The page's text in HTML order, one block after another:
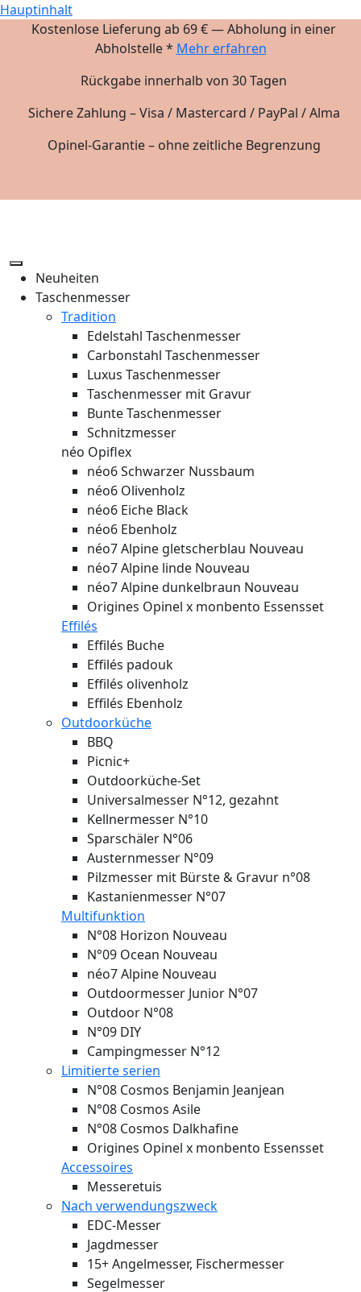
Hauptinhalt
Kostenlose Lieferung ab 69 € — Abholung in einer
Abholstelle * Mehr erfahren
Rückgabe innerhalb von 30 Tagen
Sichere Zahlung – Visa / Mastercard / PayPal / Alma
Opinel-Garantie – ohne zeitliche Begrenzung
Neuheiten
Taschenmesser
Tradition
Edelstahl Taschenmesser
Carbonstahl Taschenmesser
Luxus Taschenmesser
Taschenmesser mit Gravur
Bunte Taschenmesser
Schnitzmesser
néo Opiflex
néo6 Schwarzer Nussbaum
néo6 Olivenholz
néo6 Eiche Black
néo6 Ebenholz
néo7 Alpine gletscherblau Nouveau
néo7 Alpine linde Nouveau
néo7 Alpine dunkelbraun Nouveau
Origines Opinel x monbento Essensset
Effilés
Effilés Buche
Effilés padouk
Effilés olivenholz
Effilés Ebenholz
Outdoorküche
BBQ
Picnic+
Outdoorküche-Set
Universalmesser N°12, gezahnt
Kellnermesser N°10
Sparschäler N°06
Austernmesser N°09
Pilzmesser mit Bürste & Gravur n°08
Kastanienmesser N°07
Multifunktion
N°08 Horizon Nouveau
N°09 Ocean Nouveau
néo7 Alpine Nouveau
Outdoormesser Junior N°07
Outdoor N°08
N°09 DIY
Campingmesser N°12
Limitierte serien
N°08 Cosmos Benjamin Jeanjean
N°08 Cosmos Asile
N°08 Cosmos Dalkhafine
Origines Opinel x monbento Essensset
Accessoires
Messeretuis
Nach verwendungszweck
EDC-Messer
Jagdmesser
15+ Angelmesser, Fischermesser
Segelmesser